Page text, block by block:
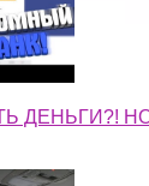
ДЕНЬГИ?!